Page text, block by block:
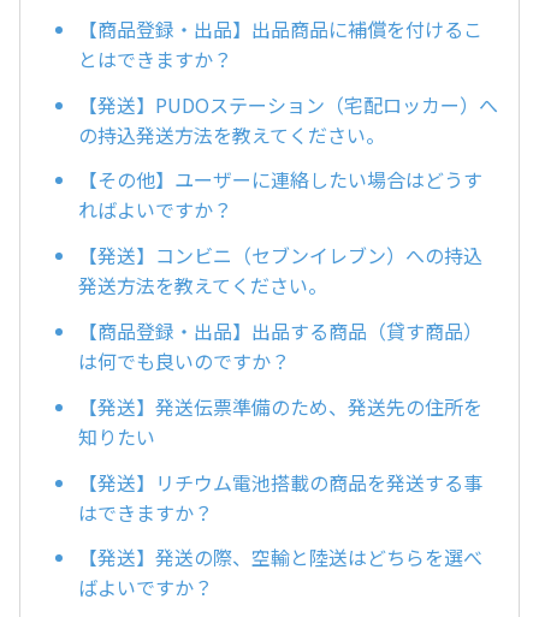
【商品登録・出品】出品商品に補償を付けるこ
とはできますか？
【発送】PUDOステーション（宅配ロッカー）へ
の持込発送方法を教えてください。
【その他】ユーザーに連絡したい場合はどうす
ればよいですか？
【発送】コンビニ（セブンイレブン）への持込
発送方法を教えてください。
【商品登録・出品】出品する商品（貸す商品）
は何でも良いのですか？
【発送】発送伝票準備のため、発送先の住所を
知りたい
【発送】リチウム電池搭載の商品を発送する事
はできますか？
【発送】発送の際、空輸と陸送はどちらを選べ
ばよいですか？